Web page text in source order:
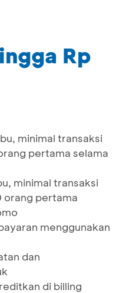
Rp
minimal transaksi
pertama selama
minimal transaksi
orang pertama
menggunakan
dan
di billing